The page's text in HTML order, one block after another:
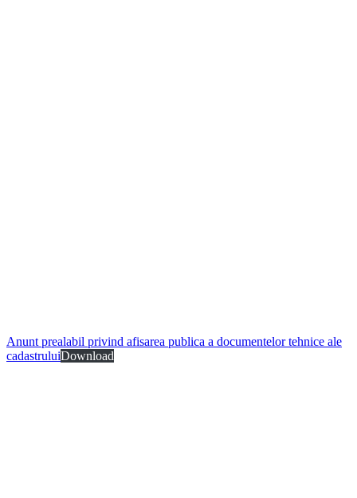
Anunt prealabil privind afisarea publica a documentelor tehnice ale
cadastruluiDownload